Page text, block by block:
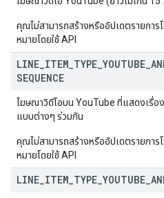
คุณไม่สามารถสร้างหรืออัปเดตรายการ
หมายโดยใช้ API
LINE ITEM TYPE YOUTUBE
SEQUENCE
โฆษณาวิดีโอบน YouTube ที่แสดงเรื่อง
แบบต่างๆ ร่วมกัน
คุณไม่สามารถสร้างหรืออัปเดตรายการ
หมายโดยใช้ API
LINE ITEM TYPE YOUTUBE